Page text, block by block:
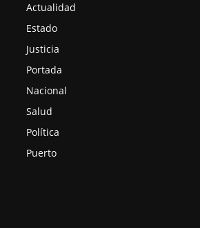
Actualidad
Estado
Justicia
Portada
Nacional
Salud
Política
Puerto